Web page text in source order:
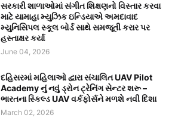
સરકારી શાળાઓમાં સંગીત શિક્ષણનો વિસ્તાર કરવા
માટે યામાહા મ્યુઝિક ઇન્ડિયાએ અમદાવાદ
મ્યુનિસિપલ સ્કૂલ બોર્ડ સાથે સમજૂતી કરાર પર
હસ્તાક્ષર કર્યા
June 04, 2026
દહિસરમાં મહિલાઓ દ્વારા સંચાલિત UAV Pilot
Academy નું નવું ડ્રોન ટ્રેનિંગ સેન્ટર શરૂ –
ભારતના સ્કિલ્ડ UAV વર્કફોર્સને મળશે નવી દિશા
March 02, 2026